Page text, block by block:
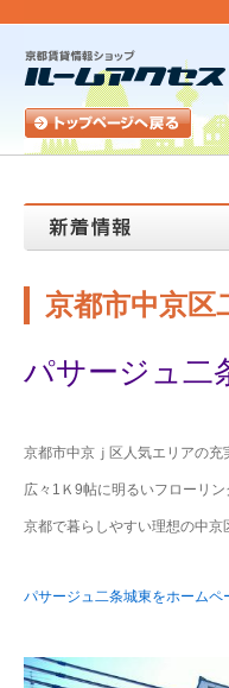
京都市中京
パサージュ二
京都市中京ｊ区人気エリアの充
広々1Ｋ9帖に明るいフローリ
京都で暮らしやすい理想の中京
パサージュ二条城東をホームペ